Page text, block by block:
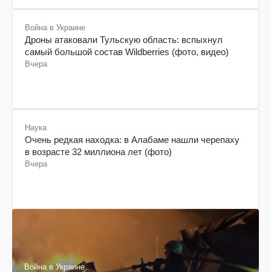
Война в Украине
Дроны атаковали Тульскую область: вспыхнул
самый большой состав Wildberries (фото, видео)
Вчера
Наука
Очень редкая находка: в Алабаме нашли черепаху
в возрасте 32 миллиона лет (фото)
Вчера
Война в Украине